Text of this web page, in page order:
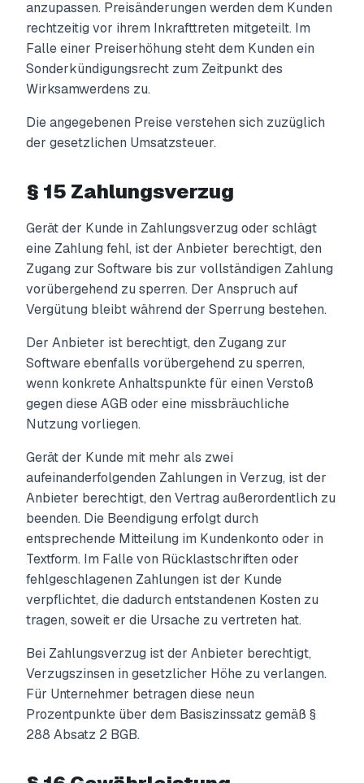
anzupassen. Preisänderungen werden dem Kunden
rechtzeitig vor ihrem Inkrafttreten mitgeteilt. Im
Falle einer Preiserhöhung steht dem Kunden ein
Sonderkündigungsrecht zum Zeitpunkt des
Wirksamwerdens zu.
Die angegebenen Preise verstehen sich zuzüglich
der gesetzlichen Umsatzsteuer.
§ 15 Zahlungsverzug
Gerät der Kunde in Zahlungsverzug oder schlägt
eine Zahlung fehl, ist der Anbieter berechtigt, den
Zugang zur Software bis zur vollständigen Zahlung
vorübergehend zu sperren. Der Anspruch auf
Vergütung bleibt während der Sperrung bestehen.
Der Anbieter ist berechtigt, den Zugang zur
Software ebenfalls vorübergehend zu sperren,
wenn konkrete Anhaltspunkte für einen Verstoß
gegen diese AGB oder eine missbräuchliche
Nutzung vorliegen.
Gerät der Kunde mit mehr als zwei
aufeinanderfolgenden Zahlungen in Verzug, ist der
Anbieter berechtigt, den Vertrag außerordentlich zu
beenden. Die Beendigung erfolgt durch
entsprechende Mitteilung im Kundenkonto oder in
Textform. Im Falle von Rücklastschriften oder
fehlgeschlagenen Zahlungen ist der Kunde
verpflichtet, die dadurch entstandenen Kosten zu
tragen, soweit er die Ursache zu vertreten hat.
Bei Zahlungsverzug ist der Anbieter berechtigt,
Verzugszinsen in gesetzlicher Höhe zu verlangen.
Für Unternehmer betragen diese neun
Prozentpunkte über dem Basiszinssatz gemäß §
288 Absatz 2 BGB.